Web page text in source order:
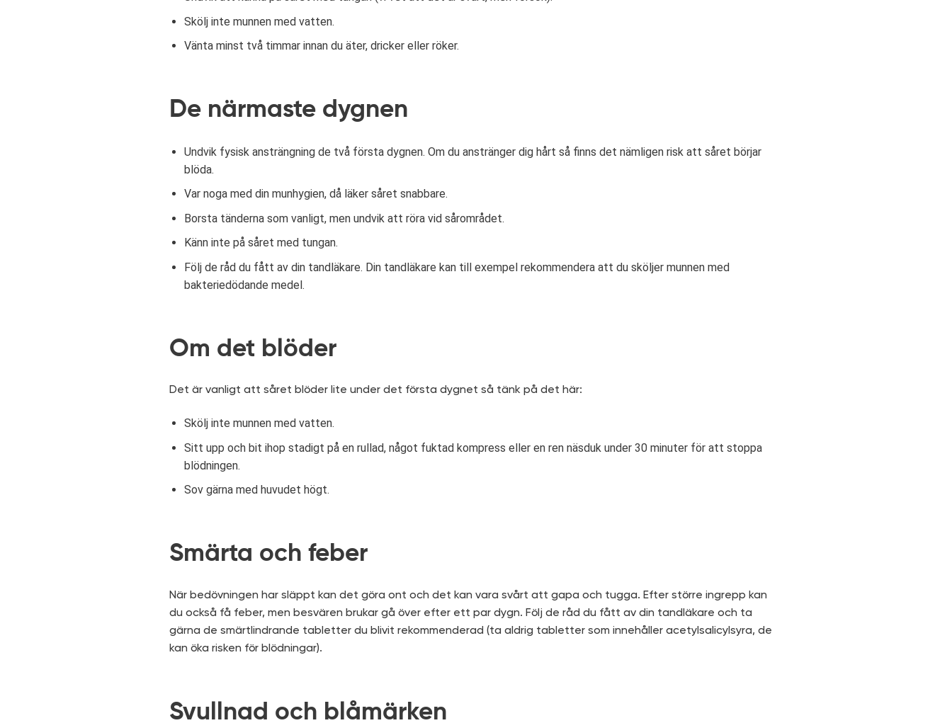
Skölj inte munnen med vatten.
Vänta minst två timmar innan du äter, dricker eller röker.
De närmaste dygnen
Undvik fysisk ansträngning de två första dygnen. Om du anstränger dig hårt så finns det nämligen risk att såret börjar
blöda.
Var noga med din munhygien, då läker såret snabbare.
Borsta tänderna som vanligt, men undvik att röra vid sårområdet.
Känn inte på såret med tungan.
Följ de råd du fått av din tandläkare. Din tandläkare kan till exempel rekommendera att du sköljer munnen med
bakteriedödande medel.
Om det blöder
Det är vanligt att såret blöder lite under det första dygnet så tänk på det här:
Skölj inte munnen med vatten.
Sitt upp och bit ihop stadigt på en rullad, något fuktad kompress eller en ren näsduk under 30 minuter för att stoppa
blödningen.
Sov gärna med huvudet högt.
Smärta och feber
När bedövningen har släppt kan det göra ont och det kan vara svårt att gapa och tugga. Efter större ingrepp kan
du också få feber, men besvären brukar gå över efter ett par dygn. Följ de råd du fått av din tandläkare och ta
gärna de smärtlindrande tabletter du blivit rekommenderad (ta aldrig tabletter som innehåller acetylsalicylsyra, de
kan öka risken för blödningar).
Svullnad och blåmärken